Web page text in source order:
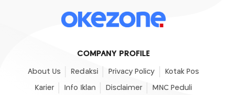
COMPANY PROFILE
About Us Redaksi Privacy Policy Kotak Pos
Karier Info Iklan Disclaimer MNC Peduli